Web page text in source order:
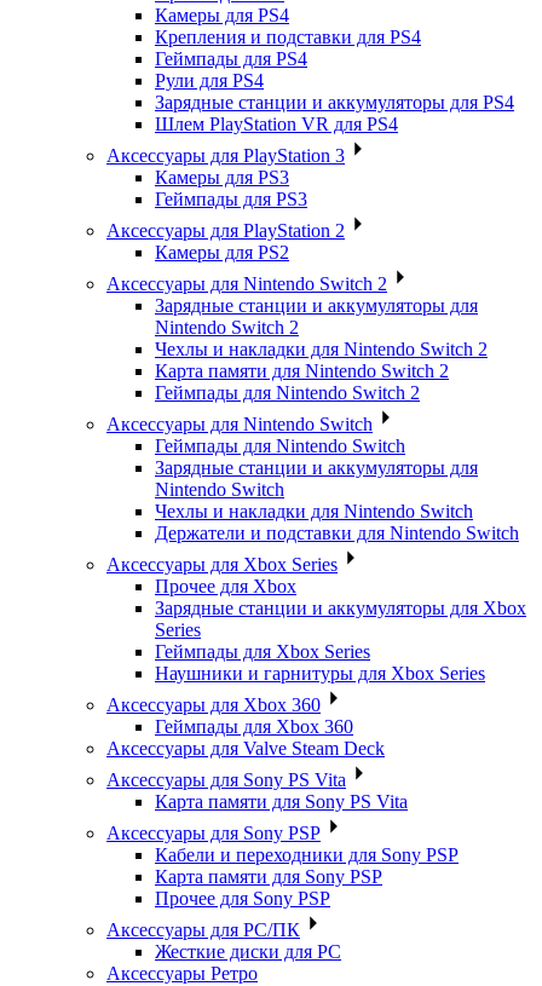
Камеры для PS4
Крепления и подставки для PS4
Геймпады для PS4
Рули для PS4
Зарядные станции и аккумуляторы для PS4
Шлем PlayStation VR для PS4
Аксессуары для PlayStation 3
Камеры для PS3
Геймпады для PS3
Аксессуары для PlayStation 2
Камеры для PS2
Аксессуары для Nintendo Switch 2
Зарядные станции и аккумуляторы для
Nintendo Switch 2
Чехлы и накладки для Nintendo Switch 2
Карта памяти для Nintendo Switch 2
Геймпады для Nintendo Switch 2
Аксессуары для Nintendo Switch
Геймпады для Nintendo Switch
Зарядные станции и аккумуляторы для
Nintendo Switch
Чехлы и накладки для Nintendo Switch
Держатели и подставки для Nintendo Switch
Аксессуары для Xbox Series
Прочее для Xbox
Зарядные станции и аккумуляторы для Xbox
Series
Геймпады для Xbox Series
Наушники и гарнитуры для Xbox Series
Аксессуары для Xbox 360
Геймпады для Xbox 360
Аксессуары для Valve Steam Deck
Аксессуары для Sony PS Vita
Карта памяти для Sony PS Vita
Аксессуары для Sony PSP
Кабели и переходники для Sony PSP
Карта памяти для Sony PSP
Прочее для Sony PSP
Аксессуары для PC/ПК
Жесткие диски для PC
Аксессуары Ретро